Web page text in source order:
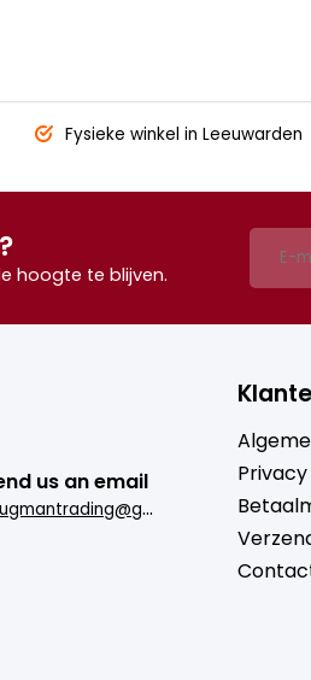
Fysieke winkel in Leeuwarden
hoogte te blijven.
us an email
b
rugmantrading@gmail.com